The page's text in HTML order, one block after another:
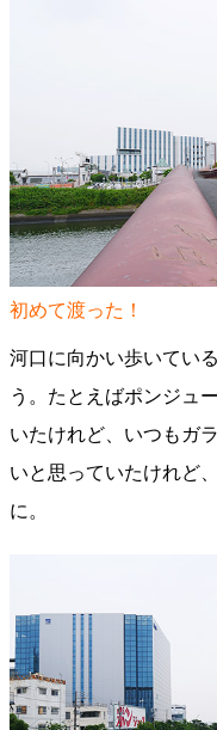
初めて渡った！
河口に向かい歩いてい
う。たとえばポンジュ
いたけれど、いつもガ
いと思っていたけれど
に。